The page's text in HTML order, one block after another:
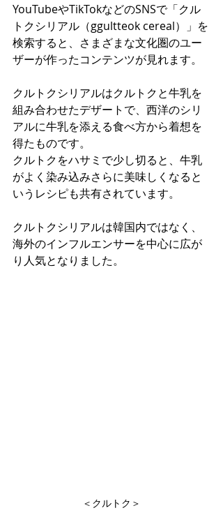
YouTubeやTikTokなどのSNSで「クル
トクシリアル（ggultteok cereal）」を
検索すると、さまざまな文化圏のユー
ザーが作ったコンテンツが見れます。
クルトクシリアルはクルトクと牛乳を
組み合わせたデザートで、西洋のシリ
アルに牛乳を添える食べ方から着想を
得たものです。
クルトクをハサミで少し切ると、牛乳
がよく染み込みさらに美味しくなると
いうレシピも共有されています。
クルトクシリアルは韓国内ではなく、
海外のインフルエンサーを中心に広が
り人気となりました。
＜クルトク＞